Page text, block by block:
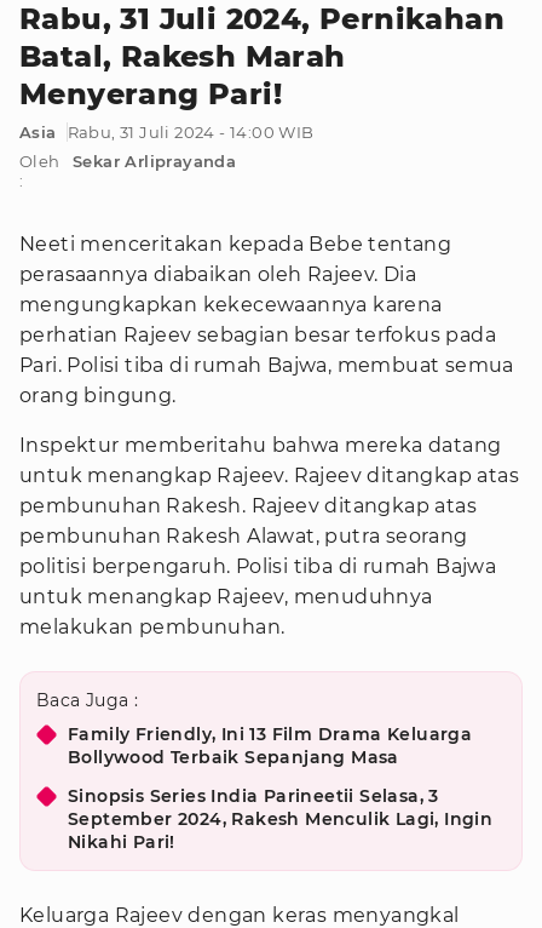
Rabu, 31 Juli 2024, Pernikahan
Batal, Rakesh Marah
Menyerang Pari!
Asia
Rabu, 31 Juli 2024 - 14:00 WIB
Oleh
:
Sekar Arliprayanda
Neeti menceritakan kepada Bebe tentang
perasaannya diabaikan oleh Rajeev. Dia
mengungkapkan kekecewaannya karena
perhatian Rajeev sebagian besar terfokus pada
Pari. Polisi tiba di rumah Bajwa, membuat semua
orang bingung.
Inspektur memberitahu bahwa mereka datang
untuk menangkap Rajeev. Rajeev ditangkap atas
pembunuhan Rakesh. Rajeev ditangkap atas
pembunuhan Rakesh Alawat, putra seorang
politisi berpengaruh. Polisi tiba di rumah Bajwa
untuk menangkap Rajeev, menuduhnya
melakukan pembunuhan.
Baca Juga :
Family Friendly, Ini 13 Film Drama Keluarga
Bollywood Terbaik Sepanjang Masa
Sinopsis Series India Parineetii Selasa, 3
September 2024, Rakesh Menculik Lagi, Ingin
Nikahi Pari!
Keluarga Rajeev dengan keras menyangkal